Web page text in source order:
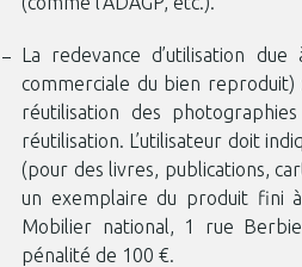
La redevance d’utilisation
commerciale du bien
réutilisation des
réutilisation. L’utilisateur doit
(pour des livres, publications,
un exemplaire du produit fini
Mobilier national, 1 rue
pénalité de 100 €.